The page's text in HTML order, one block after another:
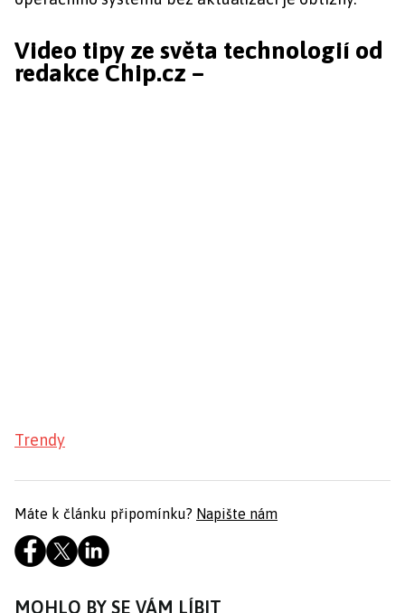
Video tipy ze světa technologií od
redakce Chip.cz –
Trendy
Máte k článku připomínku? Napište nám
MOHLO BY SE VÁM LÍBIT